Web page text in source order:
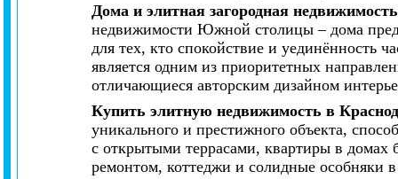
Дома и элитная загородная
недвижимости Южной столицы – дома
для тех, кто спокойствие и уединённость
является одним из приоритетных
отличающиеся авторским дизайном
Купить элитную недвижимость в
уникального и престижного объекта,
с открытыми террасами, квартиры в домах
ремонтом, коттеджи и солидные особняки